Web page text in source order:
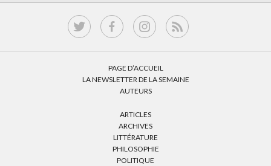
PAGE D’ACCUEIL
LA NEWSLETTER DE LA SEMAINE
AUTEURS
ARTICLES
ARCHIVES
LITTÉRATURE
PHILOSOPHIE
POLITIQUE